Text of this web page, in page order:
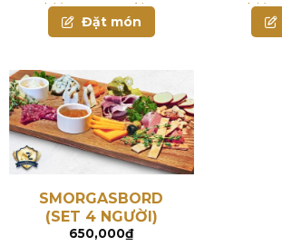
nghiền, mứt xoài, đậu
bắp ngâm chua, ô-liu,
Đặt món
bắp
SMORGASBORD
(SET 4 NGƯỜI)
650,000₫